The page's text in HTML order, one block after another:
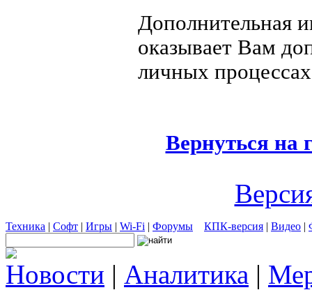
Дополнительная
оказывает Вам
личных
Вернуться на
Техника | Софт | Игры | Wi-Fi | Форумы КПК-версия | Видео |
Новости | Аналитика |